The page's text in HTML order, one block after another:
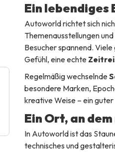
Ein lebendiges
Autoworld richtet sich
Themenausstellungen
Besucher spannend.
Gefühl, eine echte
Regelmäßig wechselnde
besondere Marken,
kreative Weise – ein
Ein Ort, an
In Autoworld ist das
technisches und